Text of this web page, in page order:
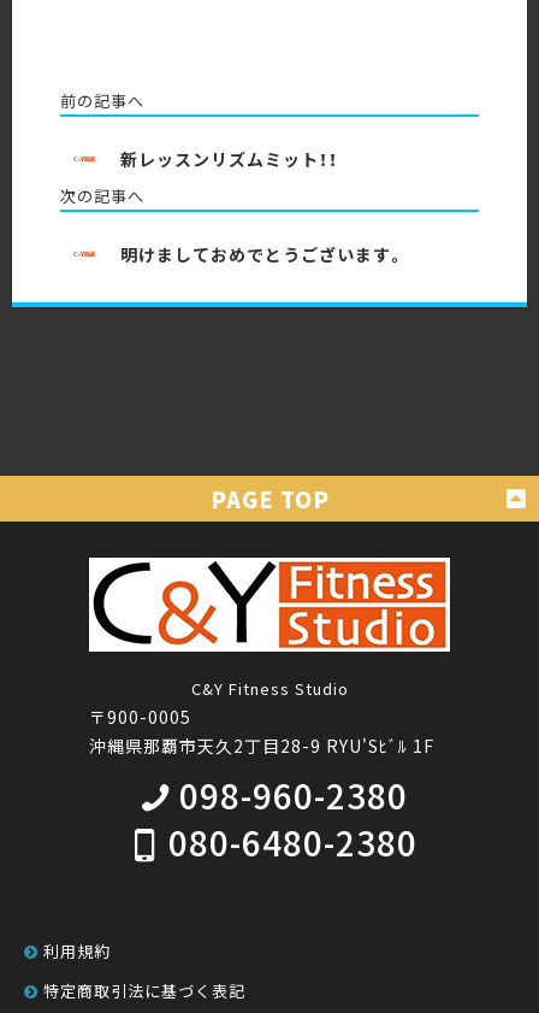
前の記事へ
新レッスンリズムミット！！
次の記事へ
明けましておめでとうございます。
C&Y Fitness Studio
〒900-0005
沖縄県那覇市天久2丁目28-9 RYU'Sﾋﾞﾙ 1F
098-960-2380
080-6480-2380
利用規約
特定商取引法に基づく表記